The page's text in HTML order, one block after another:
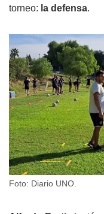
torneo: la defensa.
Foto: Diario UNO.